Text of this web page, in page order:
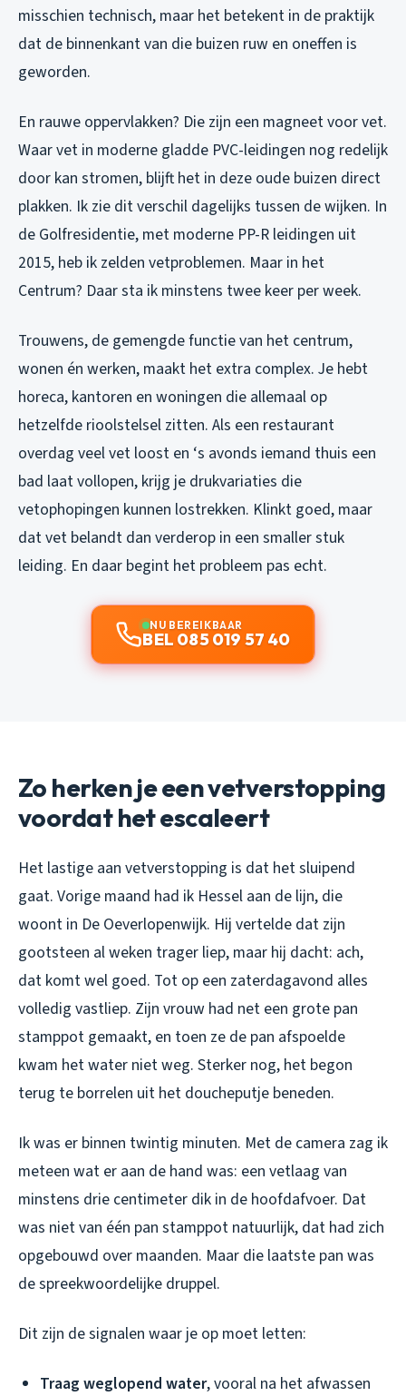
misschien technisch, maar het betekent in de praktijk
dat de binnenkant van die buizen ruw en oneffen is
geworden.
En rauwe oppervlakken? Die zijn een magneet voor vet.
Waar vet in moderne gladde PVC-leidingen nog redelijk
door kan stromen, blijft het in deze oude buizen direct
plakken. Ik zie dit verschil dagelijks tussen de wijken. In
de Golfresidentie, met moderne PP-R leidingen uit
2015, heb ik zelden vetproblemen. Maar in het
Centrum? Daar sta ik minstens twee keer per week.
Trouwens, de gemengde functie van het centrum,
wonen én werken, maakt het extra complex. Je hebt
horeca, kantoren en woningen die allemaal op
hetzelfde rioolstelsel zitten. Als een restaurant
overdag veel vet loost en ‘s avonds iemand thuis een
bad laat vollopen, krijg je drukvariaties die
vetophopingen kunnen lostrekken. Klinkt goed, maar
dat vet belandt dan verderop in een smaller stuk
leiding. En daar begint het probleem pas echt.
NU BEREIKBAAR
BEL 085 019 57 40
Zo herken je een vetverstopping
voordat het escaleert
Het lastige aan vetverstopping is dat het sluipend
gaat. Vorige maand had ik Hessel aan de lijn, die
woont in De Oeverlopenwijk. Hij vertelde dat zijn
gootsteen al weken trager liep, maar hij dacht: ach,
dat komt wel goed. Tot op een zaterdagavond alles
volledig vastliep. Zijn vrouw had net een grote pan
stamppot gemaakt, en toen ze de pan afspoelde
kwam het water niet weg. Sterker nog, het begon
terug te borrelen uit het doucheputje beneden.
Ik was er binnen twintig minuten. Met de camera zag ik
meteen wat er aan de hand was: een vetlaag van
minstens drie centimeter dik in de hoofdafvoer. Dat
was niet van één pan stamppot natuurlijk, dat had zich
opgebouwd over maanden. Maar die laatste pan was
de spreekwoordelijke druppel.
Dit zijn de signalen waar je op moet letten:
Traag weglopend water, vooral na het afwassen